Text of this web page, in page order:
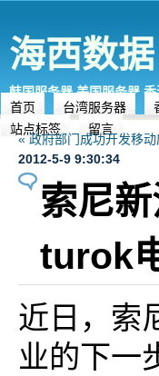
海西数据
韩国服务器,美国服务器,
首页
台湾服务器
站点标签
留言
« 政府部门成功开发移
2012-5-9 9:30:34
索尼
turok
近日，索
业的下一